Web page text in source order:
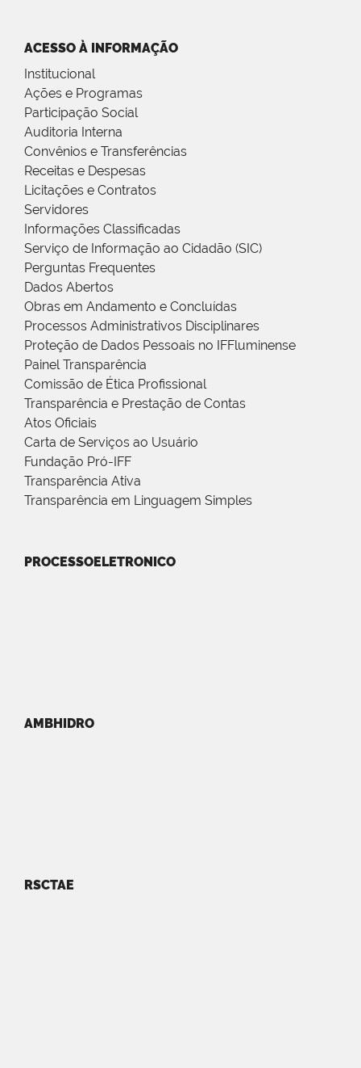
ACESSO À INFORMAÇÃO
Institucional
Ações e Programas
Participação Social
Auditoria Interna
Convênios e Transferências
Receitas e Despesas
Licitações e Contratos
Servidores
Informações Classificadas
Serviço de Informação ao Cidadão (SIC)
Perguntas Frequentes
Dados Abertos
Obras em Andamento e Concluídas
Processos Administrativos Disciplinares
Proteção de Dados Pessoais no IFFluminense
Painel Transparência
Comissão de Ética Profissional
Transparência e Prestação de Contas
Atos Oficiais
Carta de Serviços ao Usuário
Fundação Pró-IFF
Transparência Ativa
Transparência em Linguagem Simples
PROCESSOELETRONICO
AMBHIDRO
RSCTAE